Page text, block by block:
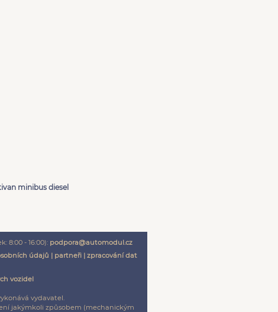
minibus diesel
8:00 - 16:00): podpora@automodul.cz
údajů | partneři| zpracování dat
vozidel
vydavatel.
jakýmkoli způsobem (mechanickým